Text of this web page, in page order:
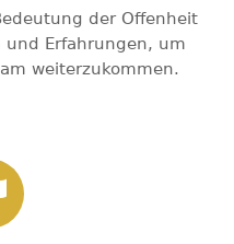
der Offenheit
und Erfahrungen, um
weiterzukommen.